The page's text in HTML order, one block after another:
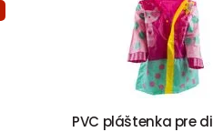
PVC pláštenka pre